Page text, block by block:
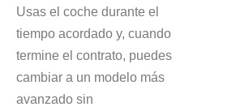
Usas el coche durante el
tiempo acordado y, cuando
termine el contrato, puedes
cambiar a un modelo más
avanzado sin